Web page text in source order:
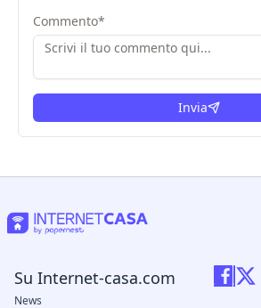
Commento*
Invia
Su Internet-casa.com
News